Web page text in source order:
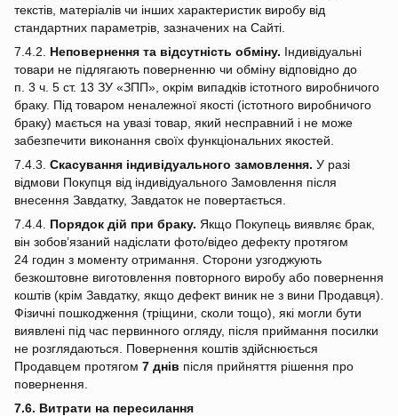
текстів, матеріалів чи інших характеристик виробу від
стандартних параметрів, зазначених на Сайті.
7.4.2. Неповернення та відсутність обміну. Індивідуальні
товари не підлягають поверненню чи обміну відповідно до
п. 3 ч. 5 ст. 13 ЗУ «ЗПП», окрім випадків істотного виробничого
браку. Під товаром неналежної якості (істотного виробничого
браку) мається на увазі товар, який несправний і не може
забезпечити виконання своїх функціональних якостей.
7.4.3. Скасування індивідуального замовлення. У разі
відмови Покупця від індивідуального Замовлення після
внесення Завдатку, Завдаток не повертається.
7.4.4. Порядок дій при браку. Якщо Покупець виявляє брак,
він зобов’язаний надіслати фото/відео дефекту протягом
24 годин з моменту отримання. Сторони узгоджують
безкоштовне виготовлення повторного виробу або повернення
коштів (крім Завдатку, якщо дефект виник не з вини Продавця).
Фізичні пошкодження (тріщини, сколи тощо), які могли бути
виявлені під час первинного огляду, після приймання посилки
не розглядаються. Повернення коштів здійснюється
Продавцем протягом 7 днів після прийняття рішення про
повернення.
7.6. Витрати на пересилання